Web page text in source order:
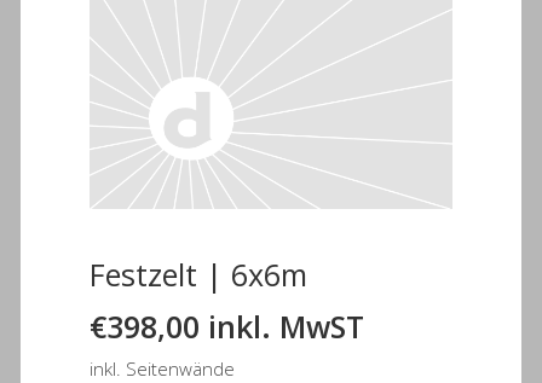
Festzelt | 6x6m
€398,00 inkl. MwST
inkl. Seitenwände